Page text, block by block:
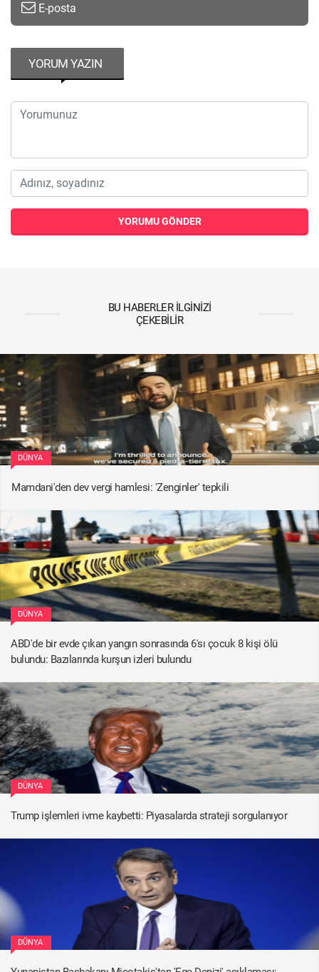
E-posta
YORUM YAZIN
YORUMU GÖNDER
BU HABERLER İLGINIZI
ÇEKEBILIR
DÜNYA
Mamdani'den dev vergi hamlesi: 'Zenginler' tepkili
DÜNYA
ABD'de bir evde çıkan yangın sonrasında 6'sı çocuk 8 kişi ölü
bulundu: Bazılarında kurşun izleri bulundu
DÜNYA
Trump işlemleri ivme kaybetti: Piyasalarda strateji sorgulanıyor
DÜNYA